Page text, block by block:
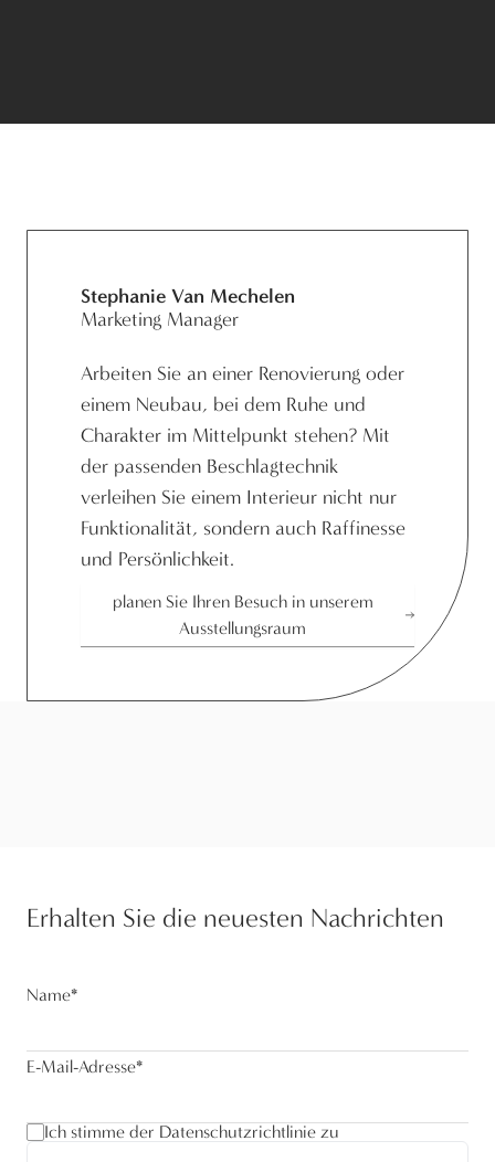
Stephanie Van Mechelen
Marketing Manager
Arbeiten Sie an einer Renovierung oder
einem Neubau, bei dem Ruhe und
Charakter im Mittelpunkt stehen? Mit
der passenden Beschlagtechnik
verleihen Sie einem Interieur nicht nur
Funktionalität, sondern auch Raffinesse
und Persönlichkeit.
planen Sie Ihren Besuch in unserem
Ausstellungsraum
Erhalten Sie die neuesten Nachrichten
Name*
E-Mail-Adresse*
Ich stimme der Datenschutzrichtlinie zu